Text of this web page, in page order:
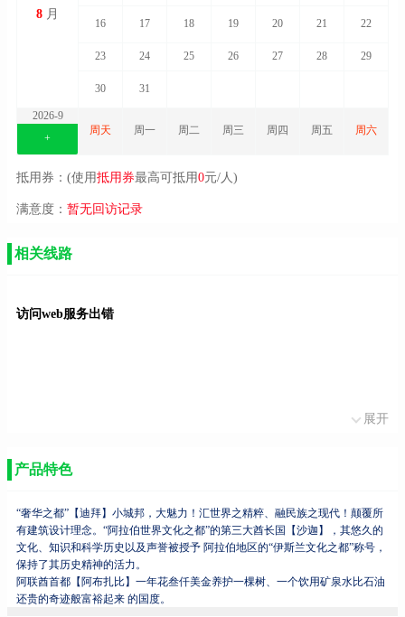
8 月
16 17 18 19 20 21 22
23 24 25 26 27 28 29
30 31
2026-9
+
周天 周一 周二 周三 周四 周五 周六
抵用券：(使用抵用券最高可抵用0元/人)
满意度： 暂无回访记录
相关线路
访问web服务出错
展开
产品特色
“奢华之都” 【迪拜】 小城邦，大魅力！汇世界之精粹、融民族之现代！颠覆所
有建筑设计理念。 “阿拉伯世界文化之都”的第三大酋长国 【沙迦】
，其悠久的
文化、知识和科学历史以及声誉被授予 阿拉伯地区的“伊斯兰文化之都”称号，
保持了其历史精神的活力。
阿联酋首都 【阿布扎比】 一年花叁仟美金养护一棵树、一个饮用矿泉水比石油
还贵的奇迹般富裕起来 的国度。